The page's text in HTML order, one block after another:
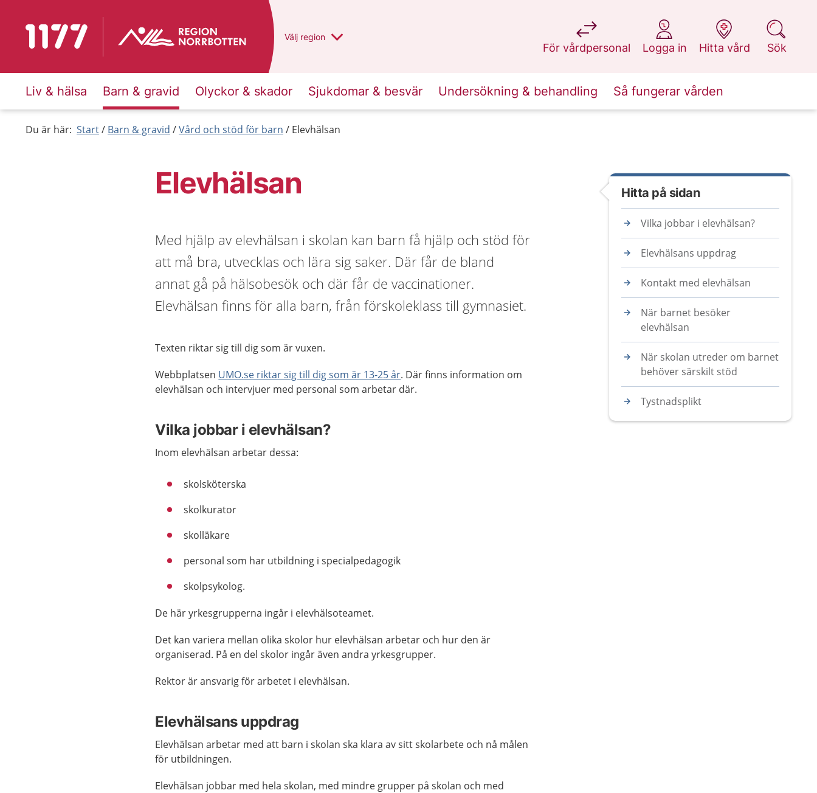
Till startsidan för 1177 Du har valt region
Välj en annan
region
För vårdpersonal
på 1177.se
Logga in
på 1177.se
Hitta vård
på 1177.se
Sök
på 1177.se
Liv & hälsa Barn & gravid Olyckor & skador Sjukdomar & besvär Undersökning & behandling Så fungerar vården
Du är här: Start Barn & gravid Vård och stöd för barn Elevhälsan
Elevhälsan
Med hjälp av elevhälsan i skolan kan barn få hjälp och stöd för
att må bra, utvecklas och lära sig saker. Där får de bland
annat gå på hälsobesök och där får de vaccinationer.
Elevhälsan finns för alla barn, från förskoleklass till gymnasiet.
Texten riktar sig till dig som är vuxen.
Webbplatsen UMO.se riktar sig till dig som är 13-25 år. Där finns information om
elevhälsan och intervjuer med personal som arbetar där.
Vilka jobbar i elevhälsan?
Inom elevhälsan arbetar dessa:
skolsköterska
skolkurator
skolläkare
personal som har utbildning i specialpedagogik
skolpsykolog.
De här yrkesgrupperna ingår i elevhälsoteamet.
Det kan variera mellan olika skolor hur elevhälsan arbetar och hur den är
organiserad. På en del skolor ingår även andra yrkesgrupper.
Rektor är ansvarig för arbetet i elevhälsan.
Elevhälsans uppdrag
Elevhälsan arbetar med att barn i skolan ska klara av sitt skolarbete och nå målen
för utbildningen.
Elevhälsan jobbar med hela skolan, med mindre grupper på skolan och med
Hitta på sidan
Vilka jobbar i elevhälsan?
Elevhälsans uppdrag
Kontakt med elevhälsan
När barnet besöker
elevhälsan
När skolan utreder om barnet
behöver särskilt stöd
Tystnadsplikt